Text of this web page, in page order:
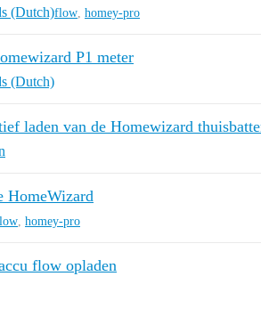
(Dutch)flow homey-pro
P1 meter
(Dutch)
laden van de Homewizard
HomeWizard
homey-pro
flow opladen